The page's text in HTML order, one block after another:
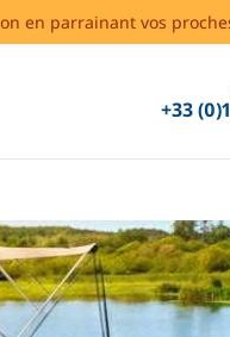
en parrainant vos
+33